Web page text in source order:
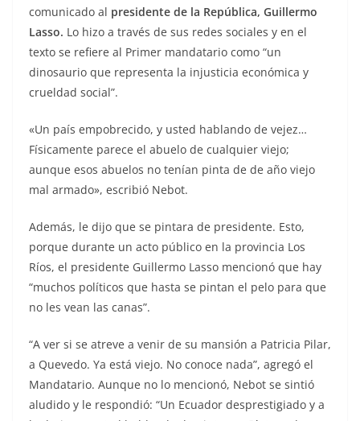
comunicado al presidente de la República, Guillermo
Lasso. Lo hizo a través de sus redes sociales y en el
texto se refiere al Primer mandatario como “un
dinosaurio que representa la injusticia económica y
crueldad social”.
«Un país empobrecido, y usted hablando de vejez…
Físicamente parece el abuelo de cualquier viejo;
aunque esos abuelos no tenían pinta de de año viejo
mal armado», escribió Nebot.
Además, le dijo que se pintara de presidente. Esto,
porque durante un acto público en la provincia Los
Ríos, el presidente Guillermo Lasso mencionó que hay
“muchos políticos que hasta se pintan el pelo para que
no les vean las canas”.
“A ver si se atreve a venir de su mansión a Patricia Pilar,
a Quevedo. Ya está viejo. No conoce nada”, agregó el
Mandatario. Aunque no lo mencionó, Nebot se sintió
aludido y le respondió: “Un Ecuador desprestigiado y a